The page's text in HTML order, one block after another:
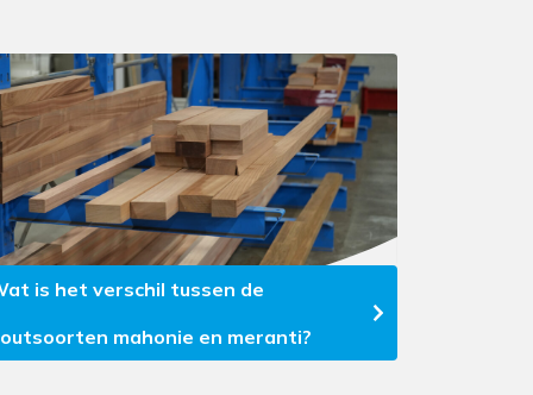
is het verschil tussen de
mahonie en meranti?